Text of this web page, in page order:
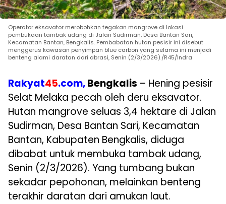
Operator eksavator merobohkan tegakan mangrove di lokasi
pembukaan tambak udang di Jalan Sudirman, Desa Bantan Sari,
Kecamatan Bantan, Bengkalis. Pembabatan hutan pesisir ini disebut
menggerus kawasan penyimpan blue carbon yang selama ini menjadi
benteng alami daratan dari abrasi, Senin (2/3/2026)./R45/Indra
Rakyat45.com,Bengkalis – Hening pesisir
Selat Melaka pecah oleh deru eksavator.
Hutan mangrove seluas 3,4 hektare di Jalan
Sudirman, Desa Bantan Sari, Kecamatan
Bantan, Kabupaten Bengkalis, diduga
dibabat untuk membuka tambak udang,
Senin (2/3/2026). Yang tumbang bukan
sekadar pepohonan, melainkan benteng
terakhir daratan dari amukan laut.